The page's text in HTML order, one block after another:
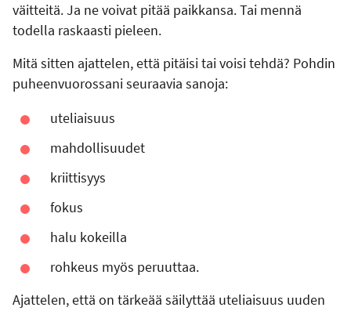
väitteitä. Ja ne voivat pitää paikkansa. Tai mennä
todella raskaasti pieleen.
Mitä sitten ajattelen, että pitäisi tai voisi tehdä? Pohdin
puheenvuorossani seuraavia sanoja:
uteliaisuus
mahdollisuudet
kriittisyys
fokus
halu kokeilla
rohkeus myös peruuttaa.
Ajattelen, että on tärkeää säilyttää uteliaisuus uuden